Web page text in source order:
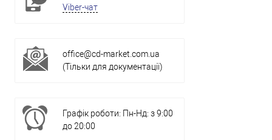
Viber-чат
office@cd-market.com.ua
(Тільки для документації)
Графік роботи: Пн-Нд: з 9:00
до 20:00